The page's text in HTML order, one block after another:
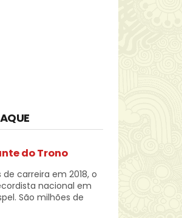
do Trono
carreira em 2018, o
nacional em
São milhões de